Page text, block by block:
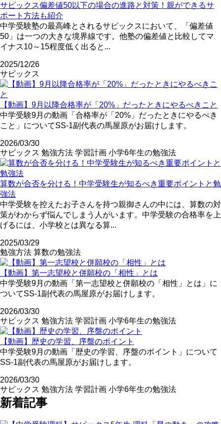
サピックス偏差値50以下の場合の進路と対策！親ができるサ
ポート方法も紹介
中学受験塾の最高峰とされるサピックスにおいて、「偏差値
50」は一つの大きな境界線です。他塾の偏差値と比較してマ
イナス10～15程度低く出ると...
2025/12/26
サピックス
【動画】9月以降合格率が「20%」だったときにやるべきこと
中学受験9月の動画「合格率が「20%」だったときにやるべき
こと」についてSS-1副代表の馬屋原がお届けします。
2026/03/30
サピックス 勉強方法 学習計画 小学6年生の勉強法
算数が合否を分ける！中学受験生が知るべき重要ポイントと勉
強法
中学受験を控えたお子さんを持つ親御さんの中には、算数の対
策がわからず悩んでしまう人がいます。中学受験の合格率を上
げるには、小学校とは異なる算...
2025/03/29
勉強方法 算数の勉強法
【動画】第一志望校と併願校の「相性」とは
中学受験9月の動画「第一志望校と併願校の「相性」とは」に
ついてSS-1副代表の馬屋原がお届けします。
2026/03/30
サピックス 勉強方法 学習計画 小学6年生の勉強法
【動画】歴史の学習、序盤のポイント
中学受験9月の動画「歴史の学習、序盤のポイント」について
SS-1副代表の馬屋原がお届けします。
2026/03/30
サピックス 勉強方法 学習計画 小学6年生の勉強法
新着記事